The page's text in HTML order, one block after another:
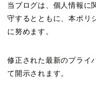
当ブログは、個人情報に
守するとともに、本ポリ
に努めます。
修正された最新のプライ
て開示されます。